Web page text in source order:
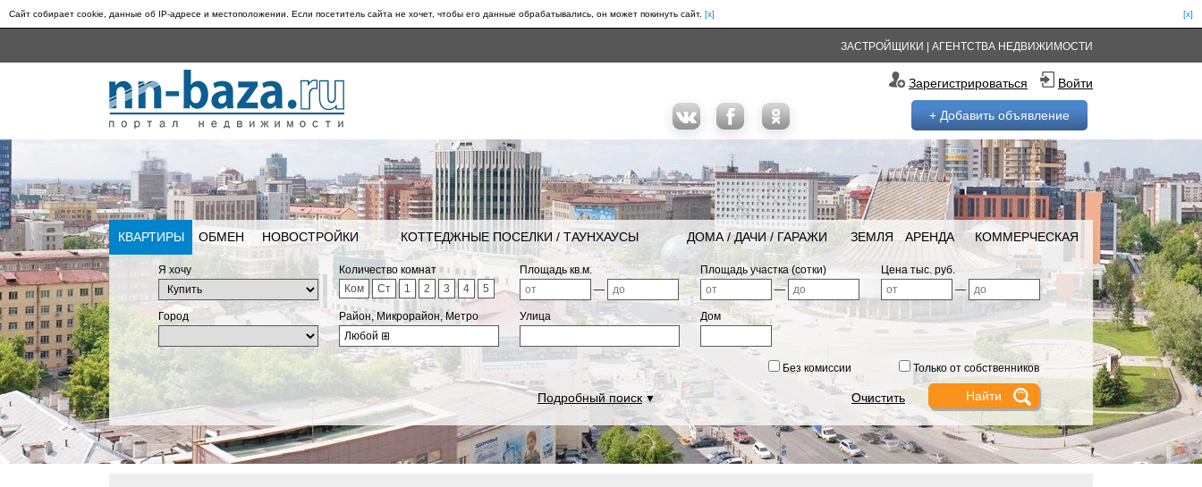
Сайт собирает cookie, данные об IP-адресе и местоположении. Если посетитель сайта не хочет, чтобы его данные обрабатывались, он может покинуть сайт. [x]
[x]
ЗАСТРОЙЩИКИ АГЕНТСТВА НЕДВИЖИМОСТИ
Зарегистрироваться Войти
+ Добавить объявление
КВАРТИРЫ ОБМЕН НОВОСТРОЙКИ КОТТЕДЖНЫЕ ПОСЕЛКИ / ТАУНХАУСЫ ДОМА / ДАЧИ / ГАРАЖИ ЗЕМЛЯ АРЕНДА КОММЕРЧЕСКАЯ
Я хочу
Количество комнат
Ком
Ст 1 2 3 4 5
Площадь кв.м.
—
Площадь участка (сотки)
—
Цена тыс. руб.
—
Город
Район, Микрорайон, Метро
Любой ⊞
Улица Дом
Без комиссии Только от собственников
Подробный поиск▼ Очистить